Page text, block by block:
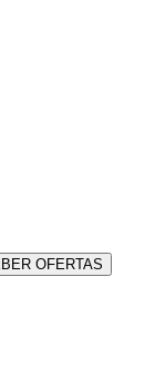
OFERTAS